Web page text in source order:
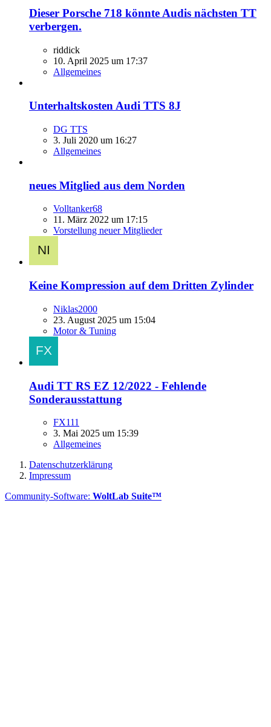
Dieser Porsche 718 könnte Audis nächsten TT
verbergen.
riddick
10. April 2025 um 17:37
Allgemeines
Unterhaltskosten Audi TTS 8J
DG TTS
3. Juli 2020 um 16:27
Allgemeines
neues Mitglied aus dem Norden
Volltanker68
11. März 2022 um 17:15
Vorstellung neuer Mitglieder
Keine Kompression auf dem Dritten Zylinder
Niklas2000
23. August 2025 um 15:04
Motor & Tuning
Audi TT RS EZ 12/2022 - Fehlende
Sonderausstattung
FX111
3. Mai 2025 um 15:39
Allgemeines
Datenschutzerklärung
Impressum
Community-Software: WoltLab Suite™